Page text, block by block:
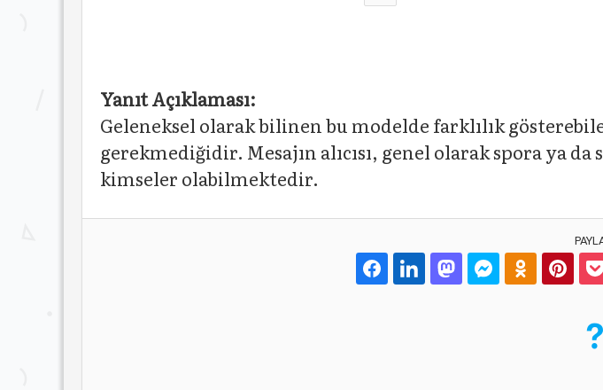
Yanıt Açıklaması:
Geleneksel olarak bilinen bu modelde farklılık
gerekmediğidir. Mesajın alıcısı, genel olarak spora ya
kimseler olabilmektedir.